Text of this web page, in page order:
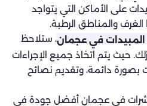
على الأماكن التي يتواجد
الغرف والمناطق الرطبة.
في عجمان، ستلاحظ
حيث يتم اتخاذ جميع الإجراءات
بصورة دائمة، وتقديم نصائح
في عجمان أفضل جودة في